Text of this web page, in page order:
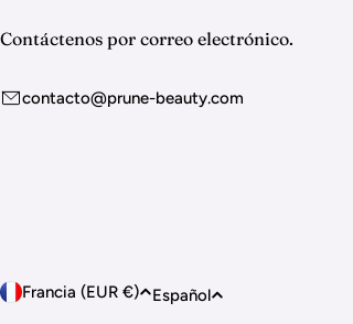
c
i
Contáctenos por correo electrónico.
contacto@prune-beauty.com
P Francia (EUR €) I
Español